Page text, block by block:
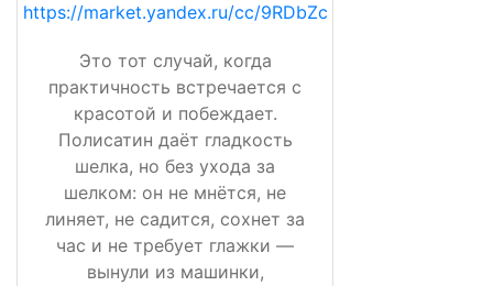
https://market.yandex.ru/cc/9RDbZc
Это тот случай, когда
практичность встречается с
красотой и побеждает.
Полисатин даёт гладкость
шелка, но без ухода за
шелком: он не мнётся, не
линяет, не садится, сохнет за
час и не требует глажки —
вынули из машинки,